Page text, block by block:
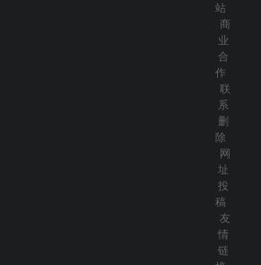
站
商
业
合
作
联
系
删
除
网
址
投
稿
友
情
链